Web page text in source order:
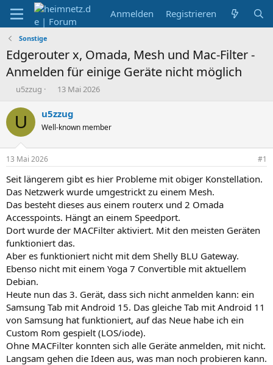
Anmelden Registrieren
Sonstige
Edgerouter x, Omada, Mesh und Mac-Filter -
Anmelden für einige Geräte nicht möglich
E
s
e
r
u5zzug
E
s
t
e
t
a
m
13 Mai 2026
U u5zzug
Well-known member
13 Mai 2026 #1
Seit längerem gibt es hier Probleme mit obiger Konstellation.
Das Netzwerk wurde umgestrickt zu einem Mesh.
Das besteht dieses aus einem routerx und 2 Omada
Accesspoints. Hängt an einem Speedport.
Dort wurde der MACFilter aktiviert. Mit den meisten Geräten
funktioniert das.
Aber es funktioniert nicht mit dem Shelly BLU Gateway.
Ebenso nicht mit einem Yoga 7 Convertible mit aktuellem
Debian.
Heute nun das 3. Gerät, dass sich nicht anmelden kann: ein
Samsung Tab mit Android 15. Das gleiche Tab mit Android 11
von Samsung hat funktioniert, auf das Neue habe ich ein
Custom Rom gespielt (LOS/iode).
Ohne MACFilter konnten sich alle Geräte anmelden, mit nicht.
Langsam gehen die Ideen aus, was man noch probieren kann.